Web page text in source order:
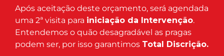
Após aceitação deste orçamento, será agendada
uma 2ª visita para iniciação da Intervenção.
Entendemos o quão desagradável as pragas
podem ser, por isso garantimos Total Discrição.